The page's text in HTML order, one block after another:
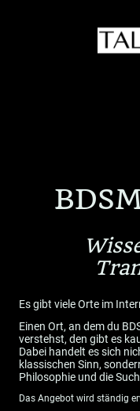
Es gibt viele Orte im
Einen Ort, an dem du
verstehst, den gibt es
Dabei handelt es sich
klassischen Sinn,
Philosophie und die
Das Angebot wird ständig